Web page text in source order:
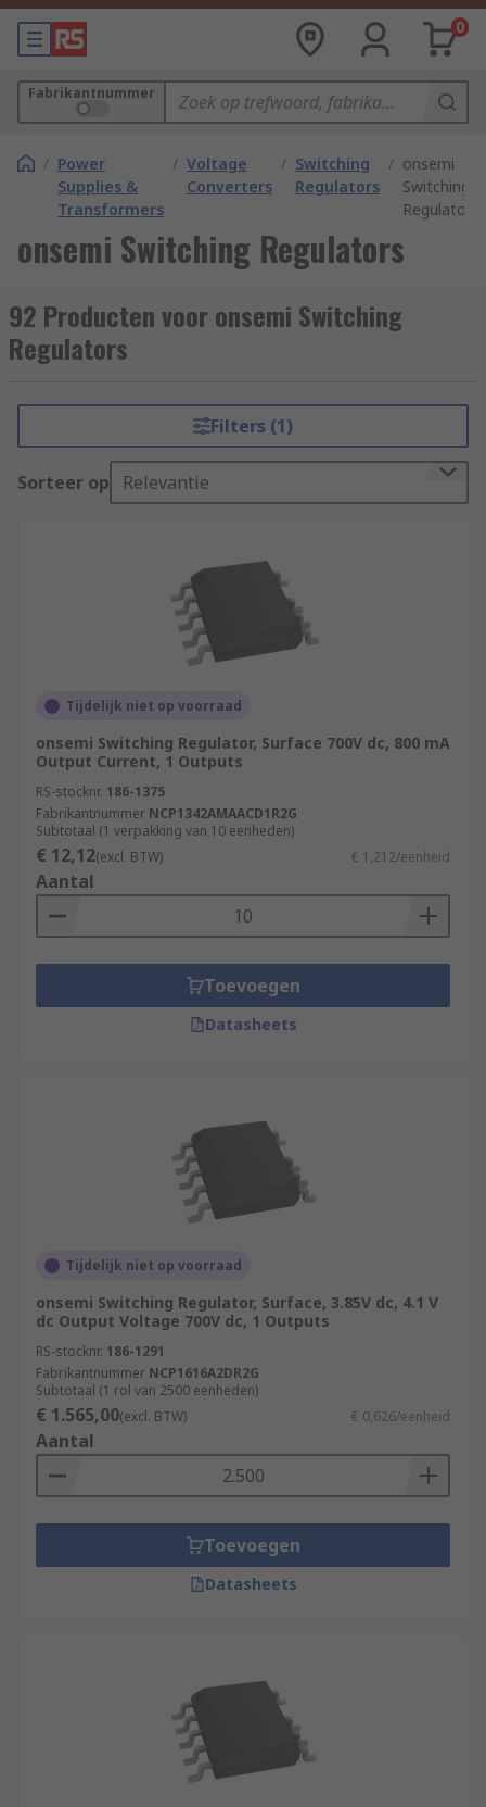
0
Fabrikantnummer
/ Power
Supplies &
Transformers
/ Voltage
Converters
/ Switching
Regulators
/ onsemi
Switching
Regulators
onsemi Switching Regulators
92 Producten voor onsemi Switching
Regulators
Filters (1)
Sorteer op Relevantie
Tijdelijk niet op voorraad
onsemi Switching Regulator, Surface 700V dc, 800 mA
Output Current, 1 Outputs
RS-stocknr. 186-1375
Fabrikantnummer NCP1342AMAACD1R2G
Subtotaal (1 verpakking van 10 eenheden)
€ 12,12(excl. BTW) € 1,212/eenheid
Aantal
Toevoegen
Datasheets
Tijdelijk niet op voorraad
onsemi Switching Regulator, Surface, 3.85V dc, 4.1 V
dc Output Voltage 700V dc, 1 Outputs
RS-stocknr. 186-1291
Fabrikantnummer NCP1616A2DR2G
Subtotaal (1 rol van 2500 eenheden)
€ 1.565,00(excl. BTW) € 0,626/eenheid
Aantal
Toevoegen
Datasheets